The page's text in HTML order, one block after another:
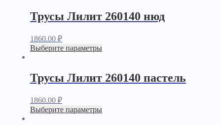
Трусы Лилит 260140 нюд
1860.00 ₽
Выберите параметры
Трусы Лилит 260140 пастель
1860.00 ₽
Выберите параметры